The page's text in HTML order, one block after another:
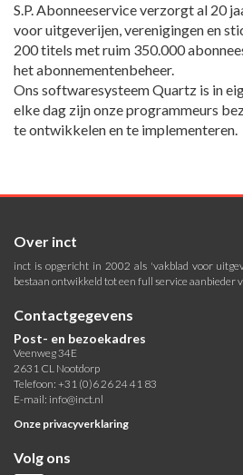
S.P. Abonneeservice verzorgt al 20
voor uitgeverijen, verenigingen en
200 titels met ruim 350.000
het abonnementenbeheer.
Ons softwaresysteem Quartz is in
elke dag zijn onze programmeurs
te ontwikkelen en te implementeren.
Over inct
inct is opgericht in 2002 als 'vakblad voor
bestaan ontwikkeld tot een full service aanbieder
Contactgegevens
Post- en bezoekadres
Veenweg 34E
2631 CL Nootdorp
Telefoon: +31 (0)6 26 24 41 83
E-mail: info@inct.nl
Onze privacyverklaring
Volg ons